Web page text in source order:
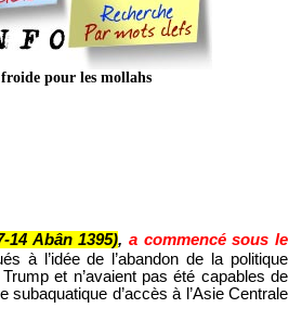
pour les mollahs
14 Abân 1395),a commencé sous le
à l’idée de l’abandon de la politique
et n’avaient pas été capables de
d’accès à l’Asie Centrale